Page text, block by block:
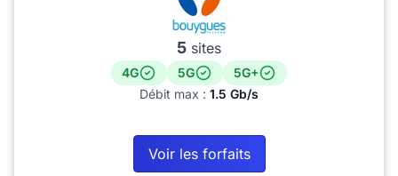
5 sites
4G 5G
5G+
Débit max : 1.5 Gb/s
Voir les forfaits